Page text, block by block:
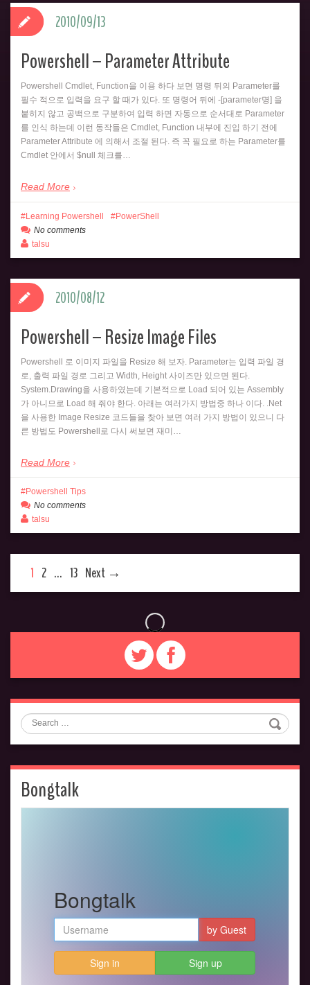
Powershell – Parameter Attribute
Powershell Cmdlet, Function을 이용 하다 보면 명령 뒤의 Parameter를
필수 적으로 입력을 요구 할 때가 있다. 또 명령어 뒤에 -[parameter명] 을
붙히지 않고 공백으로 구분하여 입력 하면 자동으로 순서대로 Parameter
를 인식 하는데 이런 동작들은 Cmdlet, Function 내부에 진입 하기 전에
Parameter Attribute 에 의해서 조절 된다. 즉 꼭 필요로 하는 Parameter를
Cmdlet 안에서 $null 체크를…
Read More
2010/09/13
Learning Powershell
PowerShell
No comments
talsu
Powershell – Resize Image Files
Powershell 로 이미지 파일을 Resize 해 보자. Parameter는 입력 파일 경
로, 출력 파일 경로 그리고 Width, Height 사이즈만 있으면 된다.
System.Drawing을 사용하였는데 기본적으로 Load 되어 있는 Assembly
가 아니므로 Load 해 줘야 한다. 아래는 여러가지 방법중 하나 이다. .Net
을 사용한 Image Resize 코드들을 찾아 보면 여러 가지 방법이 있으니 다
른 방법도 Powershell로 다시 써보면 재미…
Read More
2010/08/12
Powershell Tips
No comments
talsu
1 2 … 13 Next →
Search
Bongtalk